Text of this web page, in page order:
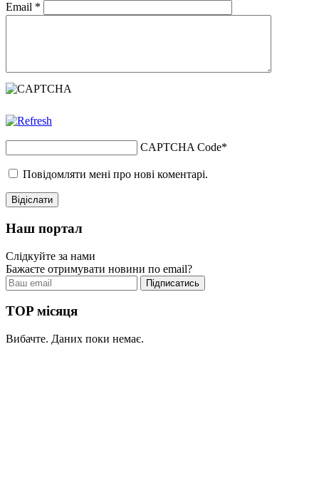
Email *
CAPTCHA Code*
Повідомляти мені про нові коментарі.
Наш портал
Слідкуйте за нами
Бажаєте отримувати новини по email?
TOP місяця
Вибачте. Даних поки немає.